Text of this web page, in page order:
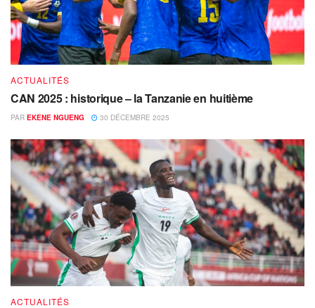
ACTUALITÉS
CAN 2025 : historique – la Tanzanie en huitième
PAR EKENE NGUENG 30 DÉCEMBRE 2025
ACTUALITÉS